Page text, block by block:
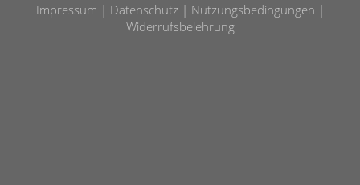
Impressum Datenschutz
Nutzungsbedingungen
Widerrufsbelehrung